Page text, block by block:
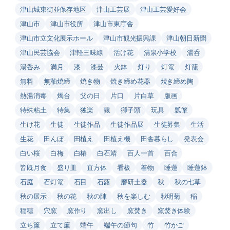
津山城東街並保存地区
津山工芸展
津山工芸愛好会
津山市
津山市役所
津山市東庁舎
津山市立文化展示ホール
津山市観光振興課
津山朝日新聞
津山民芸協会
津軽三味線 活け花 清泉小学校
湯呑
湯呑み
満月 漆 漆芸 火鉢 灯り 灯篭
灯籠
無料
無釉焼締 焼き物 焼き締め花器
焼き締め陶
熱湯消毒
燭台 父の日 片口 片白草
版画
特殊粘土
特集 独楽 猿 獅子頭 玩具
瓢箪
生け花
生徒 生徒作品 生徒作品展 生徒募集
生活
生花
田んぼ 田植え 田植え機 田舎暮らし
発表会
白い桜
白梅 白椿 白石靖 百人一首
百合
皆既月食
盛り皿 直方体 看板 着物 睡蓮
睡蓮鉢
石庭
石灯篭 石目 石蕗 磨研土器 秋
秋の七草
秋の展示
秋の花 秋の陣 秋を楽しむ 秋明菊
稲
稲穂
穴窯 窯作り 窯出し 窯焚き
窯焚き体験
立ち簾
立て簾 端午 端午の節句 竹
竹かご